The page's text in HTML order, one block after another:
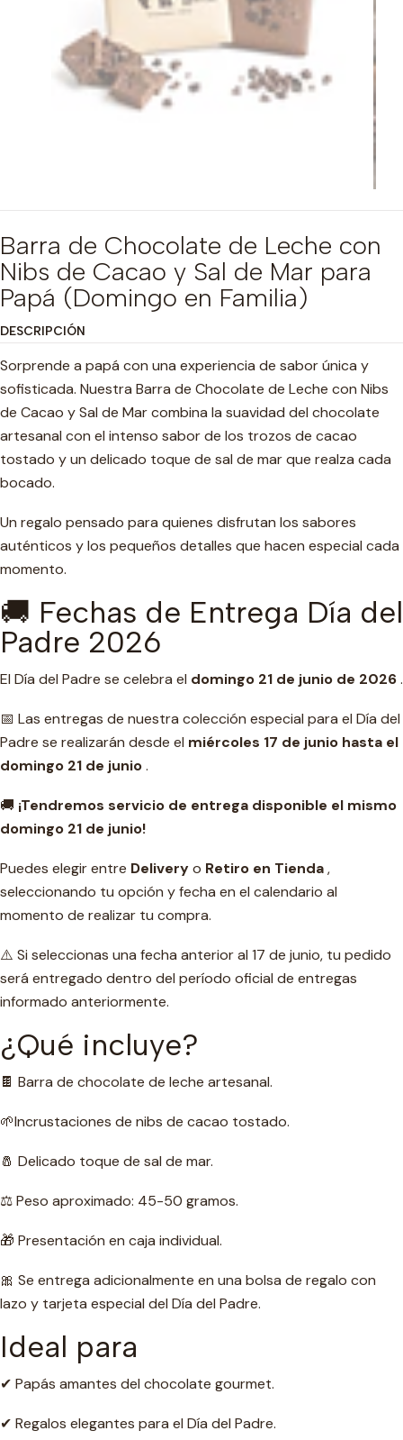
Barra de Chocolate de Leche con
Nibs de Cacao y Sal de Mar para
Papá (Domingo en Familia)
DESCRIPCIÓN
Sorprende a papá con una experiencia de sabor única y
sofisticada. Nuestra Barra de Chocolate de Leche con Nibs
de Cacao y Sal de Mar combina la suavidad del chocolate
artesanal con el intenso sabor de los trozos de cacao
tostado y un delicado toque de sal de mar que realza cada
bocado.
Un regalo pensado para quienes disfrutan los sabores
auténticos y los pequeños detalles que hacen especial cada
momento.
🚚 Fechas de Entrega Día del
Padre 2026
El Día del Padre se celebra el domingo 21 de junio de 2026.
📅 Las entregas de nuestra colección especial para el Día del
Padre se realizarán desde el miércoles 17 de junio hasta el
domingo 21 de junio.
🚚 ¡Tendremos servicio de entrega disponible el mismo
domingo 21 de junio!
Puedes elegir entre Deliveryo Retiro en Tienda,
seleccionando tu opción y fecha en el calendario al
momento de realizar tu compra.
⚠️ Si seleccionas una fecha anterior al 17 de junio, tu pedido
será entregado dentro del período oficial de entregas
informado anteriormente.
¿Qué incluye?
🍫 Barra de chocolate de leche artesanal.
🌱Incrustaciones de nibs de cacao tostado.
🧂 Delicado toque de sal de mar.
⚖️ Peso aproximado: 45-50 gramos.
🎁 Presentación en caja individual.
🎀 Se entrega adicionalmente en una bolsa de regalo con
lazo y tarjeta especial del Día del Padre.
Ideal para
✔ Papás ​​amantes del chocolate gourmet.
✔ Regalos elegantes para el Día del Padre.